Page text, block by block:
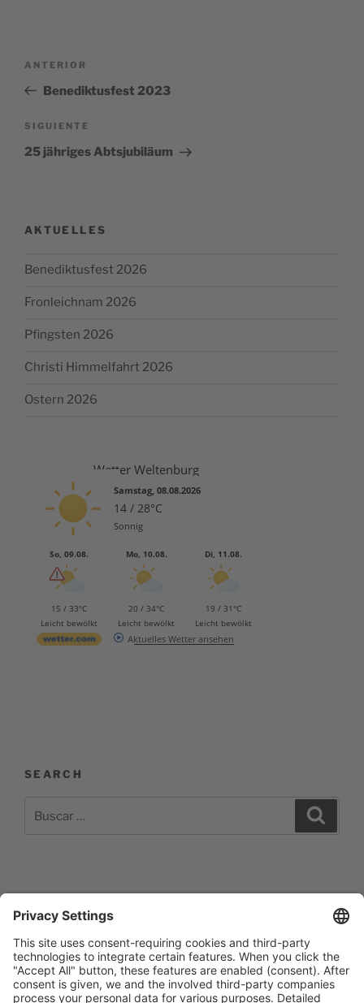
entradas
Entrada
anterior:
ANTERIOR
Benediktusfest 2023
Siguiente
entrada
SIGUIENTE
25 jähriges Abtsjubiläum
AKTUELLES
Benediktusfest 2026
Fronleichnam 2026
Pfingsten 2026
Christi Himmelfahrt 2026
Ostern 2026
Wetter Weltenburg
Samstag, 08.08.2026
14 / 28°C
Sonnig
So, 09.08.
15 / 33°C
Leicht bewölkt
Mo, 10.08.
20 / 34°C
Leicht bewölkt
Di, 11.08.
19 / 31°C
Leicht bewölkt
Aktuelles Wetter ansehen
SEARCH
por:
Impressum
Barrierefreiheitserklärung
Datenschutzerklärung